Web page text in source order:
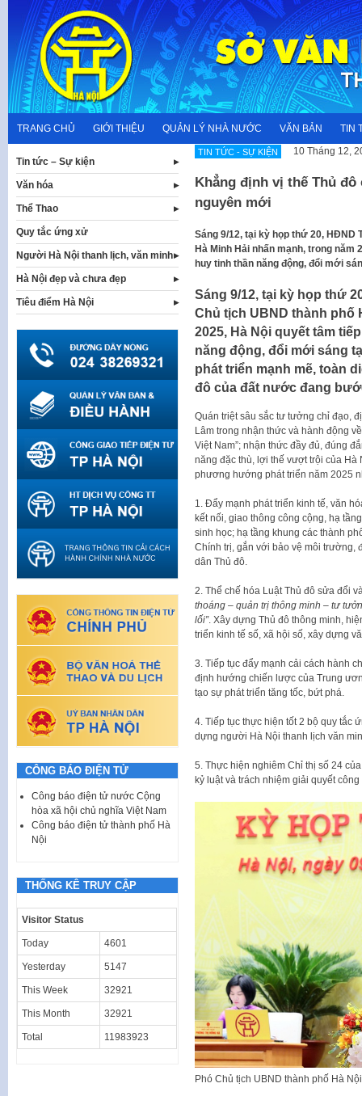
content
TRANG CHỦ GIỚI THIỆU QUẢN LÝ NHÀ NƯỚC VĂN BẢN TIN
TIN TỨC - SỰ KIỆN 10 Tháng 12,
Khẳng định vị thế Thủ
nguyên mới
Sáng 9/12, tại kỳ họp thứ 20, HĐND
Hà Minh Hải nhấn mạnh, trong năm
huy tinh thần năng động, đổi mới
Sáng 9/12, tại kỳ họp thứ
Chủ tịch UBND thành phố
2025, Hà Nội quyết tâm
năng động, đổi mới sáng
phát triển mạnh mẽ, toàn
đô của đất nước đang
Quán triệt sâu sắc tư tưởng chỉ đạo,
Lâm trong nhận thức và hành động
Việt Nam”; nhận thức đầy đủ, đúng
năng đặc thù, lợi thế vượt trội của
phương hướng phát triển năm 2025
1. Đẩy mạnh phát triển kinh tế, văn
kết nối, giao thông công cộng, hạ
sinh học; hạ tầng khung các thành
Chính trị, gắn với bảo vệ môi trường,
dân Thủ đô.
2. Thể chế hóa Luật Thủ đô sửa đổi
thoáng – quản trị thông minh – tư
lối”. Xây dựng Thủ đô thông minh,
triển kinh tế số, xã hội số, xây dựng
3. Tiếp tục đẩy mạnh cải cách hành
định hướng chiến lược của Trung
tạo sự phát triển tăng tốc, bứt phá.
4. Tiếp tục thực hiện tốt 2 bộ quy tắc
dựng người Hà Nội thanh lịch văn
5. Thực hiện nghiêm Chỉ thị số 24
kỷ luật và trách nhiệm giải quyết
Phó Chủ tịch UBND thành phố Hà
Tin tức – Sự kiện
Văn hóa
Thể Thao
Quy tắc ứng xử
Người Hà Nội thanh lịch, văn minh
Hà Nội đẹp và chưa đẹp
Tiêu điểm Hà Nội
CÔNG BÁO ĐIỆN TỬ
Công báo điện tử nước Cộng
hòa xã hội chủ nghĩa Việt Nam
Công báo điện tử thành phố Hà
Nội
THỐNG KÊ TRUY CẬP
Visitor Status
Today 4601
Yesterday 5147
This Week 32921
This Month 32921
Total 11983923